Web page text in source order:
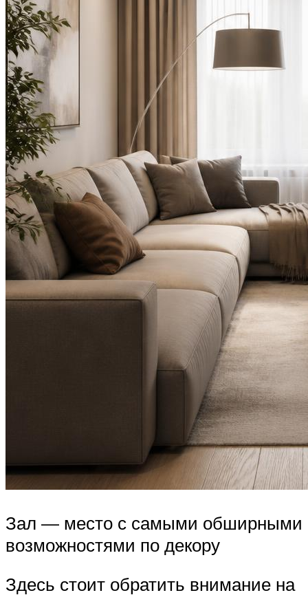
Зал — место с самыми обширными
возможностями по декору
Здесь стоит обратить внимание на